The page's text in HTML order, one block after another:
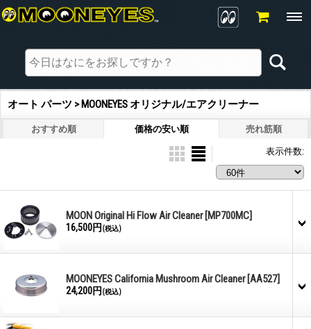
オート パーツ > MOONEYES オリジナル/エアクリーナー
おすすめ順 価格の安い順 売れ筋順
表示件数:
MOON Original Hi Flow Air Cleaner [MP700MC]
16,500円 (税込)
MOONEYES California Mushroom Air Cleaner [AA527]
24,200円 (税込)